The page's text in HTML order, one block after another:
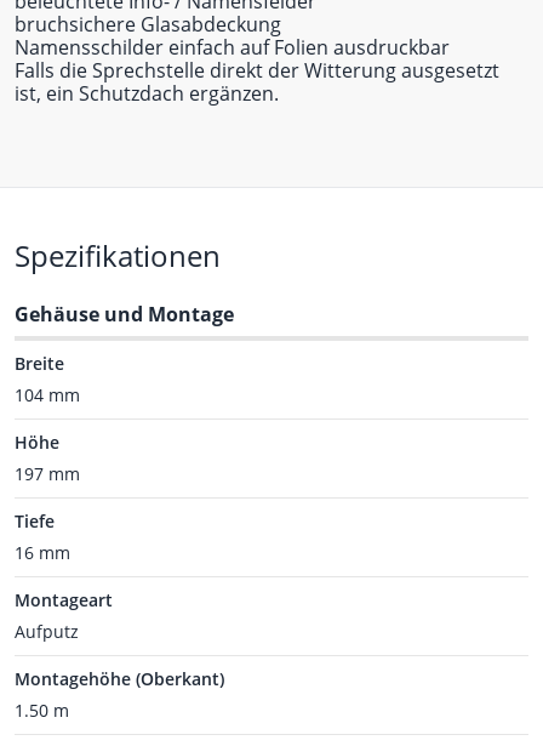
bruchsichere Glasabdeckung
Namensschilder einfach auf Folien ausdruckbar
Falls die Sprechstelle direkt der Witterung ausgesetzt
ist, ein Schutzdach ergänzen.
Spezifikationen
Gehäuse und Montage
Breite
104 mm
Höhe
197 mm
Tiefe
16 mm
Montageart
Aufputz
Montagehöhe (Oberkant)
1.50 m